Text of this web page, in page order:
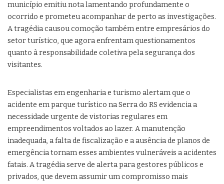
município emitiu nota lamentando profundamente o
ocorrido e prometeu acompanhar de perto as investigações.
A tragédia causou comoção também entre empresários do
setor turístico, que agora enfrentam questionamentos
quanto à responsabilidade coletiva pela segurança dos
visitantes.
Especialistas em engenharia e turismo alertam que o
acidente em parque turístico na Serra do RS evidencia a
necessidade urgente de vistorias regulares em
empreendimentos voltados ao lazer. A manutenção
inadequada, a falta de fiscalização e a ausência de planos de
emergência tornam esses ambientes vulneráveis a acidentes
fatais. A tragédia serve de alerta para gestores públicos e
privados, que devem assumir um compromisso mais